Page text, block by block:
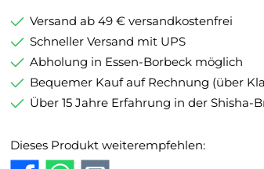
Versand ab 49 € versandkostenfrei
Schneller Versand mit UPS
Abholung in Essen-Borbeck möglich
Bequemer Kauf auf Rechnung (über
Über 15 Jahre Erfahrung in der Shisha-
Dieses Produkt weiterempfehlen: